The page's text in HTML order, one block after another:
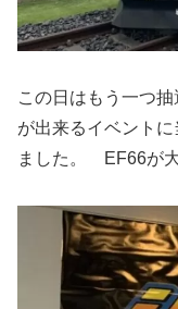
この日はもう一つ
が出来るイベント
ました。 EF66が大